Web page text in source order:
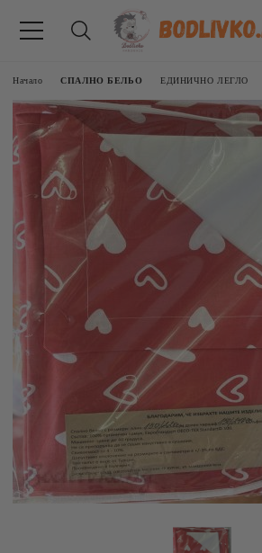
Начало СПАЛНО БЕЛЬО ЕДИНИЧНО ЛЕГЛО